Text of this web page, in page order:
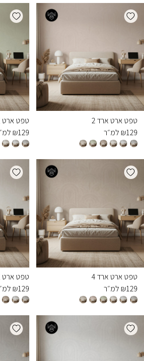
Add wishlist
טפט ארט ארד 2
₪129 למ״ר
טפט ארט
₪129
Add wishlist
טפט ארט ארד 4
₪129 למ״ר
טפט ארט
₪129
Add wishlist